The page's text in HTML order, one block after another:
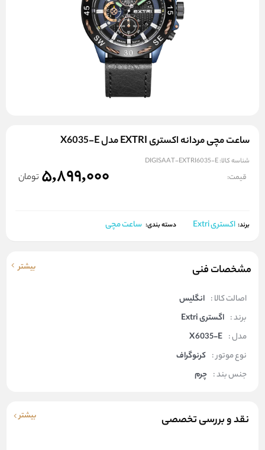
ساعت مچی مردانه اکستری EXTRI مدل X6035-E
شناسه کالا:DIGISAAT-EXTRI6035-E
قیمت: 5,899,000 تومان
برند: اکستری Extri دسته بندی: ساعت مچی
مشخصات فنی بیشتر
اصالت کالا : انگلیس
برند : اگستری Extri
مدل : X6035-E
نوع موتور : کرنوگراف
جنس بند : چرم
نقد و بررسی تخصصی بیشتر